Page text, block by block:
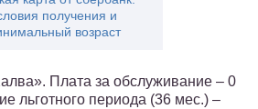
получения и
возраст
Плата за обслуживание – 0
льготного периода (36 мес.) –